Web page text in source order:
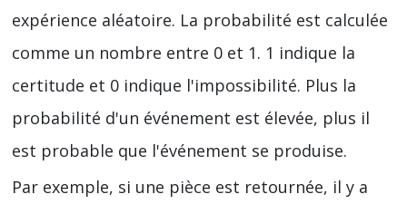
expérience aléatoire. La probabilité est calculée
comme un nombre entre 0 et 1. 1 indique la
certitude et 0 indique l'impossibilité. Plus la
probabilité d'un événement est élevée, plus il
est probable que l'événement se produise.
Par exemple, si une pièce est retournée, il y a